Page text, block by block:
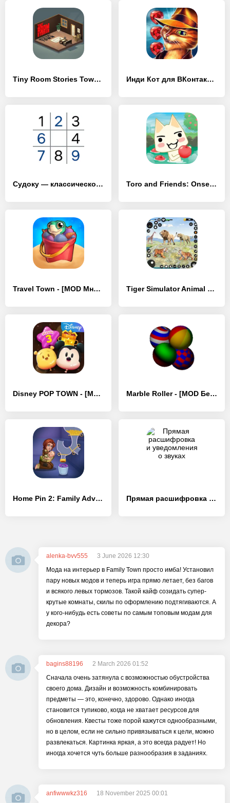
Tiny Room Stories Town Mystery - [MOD Много денег] Инди Кот для ВКонтакте - [MOD Бесконечные монеты]
Судоку — классическое судоку - [MOD Бесконечные монеты] Toro and Friends: Onsen Town - [MOD Много монет]
Travel Town - [MOD Много денег] Tiger Simulator Animal Games - [MOD Бесконечные деньги]
Disney POP TOWN - [MOD Бесконечные монеты] Marble Roller - [MOD Бесконечные монеты]
Home Pin 2: Family Adventure - [MOD Бесконечные деньги] Прямая расшифровка и уведомления о звуках
alenka-bvv555
3 June 2026 12:30
Мода на интерьер в Family Town просто имба! Установил
пару новых модов и теперь игра прямо летает, без багов
и всякого левых тормозов. Такой кайф созидать супер-
крутые комнаты, скилы по оформлению подтягиваются. А
у кого-нибудь есть советы по самым топовым модам для
декора?
bagins88196
2 March 2026 01:52
Сначала очень затянула с возможностью обустройства
своего дома. Дизайн и возможность комбинировать
предметы — это, конечно, здорово. Однако иногда
становится тупиково, когда не хватает ресурсов для
обновления. Квесты тоже порой кажутся однообразными,
но в целом, если не сильно привязываться к цели, можно
развлекаться. Картинка яркая, а это всегда радует! Но
иногда хочется чуть больше разнообразия в заданиях.
anfiwwwkz316
18 November 2025 00:01